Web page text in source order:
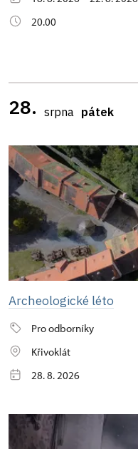
20.00
28. srpna pátek
Archeologické léto
Pro odborníky
Křivoklát
28. 8. 2026